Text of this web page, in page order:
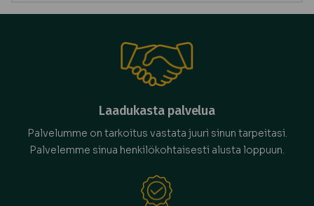
Laadukasta palvelua
Palvelumme on tarkoitus vastata juuri sinun tarpeitasi.
Palvelemme sinua henkilökohtaisesti alusta loppuun.